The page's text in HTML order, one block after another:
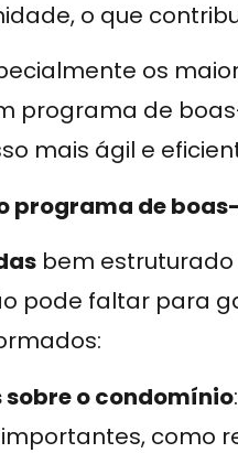
o que
os
programa de
mais ágil e
programa de
bem
pode faltar para
o condomínio
como